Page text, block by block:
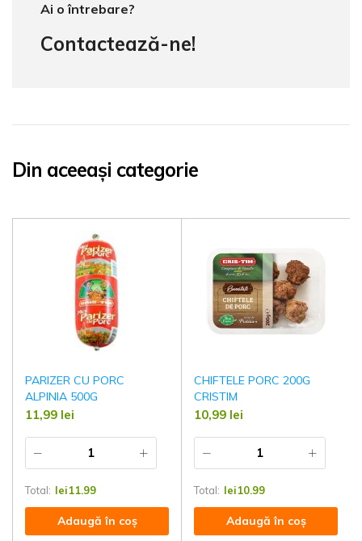
Ai o întrebare?
Contactează-ne!
Din aceeași categorie
PARIZER CU PORC
ALPINIA 500G
11,99 lei
Total: lei11.99
Adaugă în coș
CHIFTELE PORC 200G
CRISTIM
10,99 lei
Total: lei10.99
Adaugă în coș